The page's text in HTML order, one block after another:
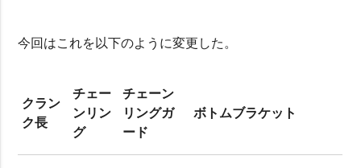
今回はこれを以下のように変更した。
クラン
ク長
チェー
ンリン
グ
チェーン
リングガ
ード
ボトムブラケット